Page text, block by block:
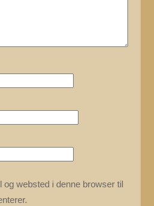
og websted i denne browser til